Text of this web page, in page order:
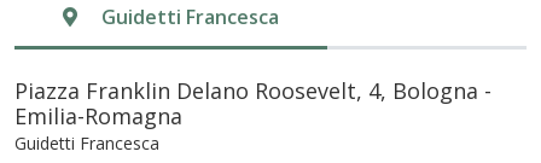
Guidetti Francesca
Piazza Franklin Delano Roosevelt, 4, Bologna -
Emilia-Romagna
Guidetti Francesca